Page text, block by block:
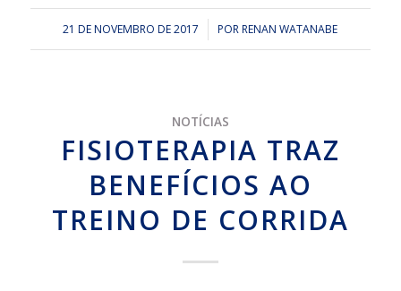
21 DE NOVEMBRO DE 2017
/ PORRENAN WATANABE
NOTÍCIAS
FISIOTERAPIA TRAZ
BENEFÍCIOS AO
TREINO DE CORRIDA